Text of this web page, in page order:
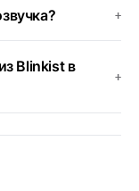
+
Blinkist в
+